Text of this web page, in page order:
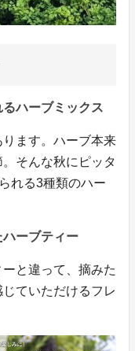
ハーブミックス
ます。ハーブ本来
そんな秋にピッタ
れる3種類のハー
ーブティー
と違って、摘みた
ていただけるフレ